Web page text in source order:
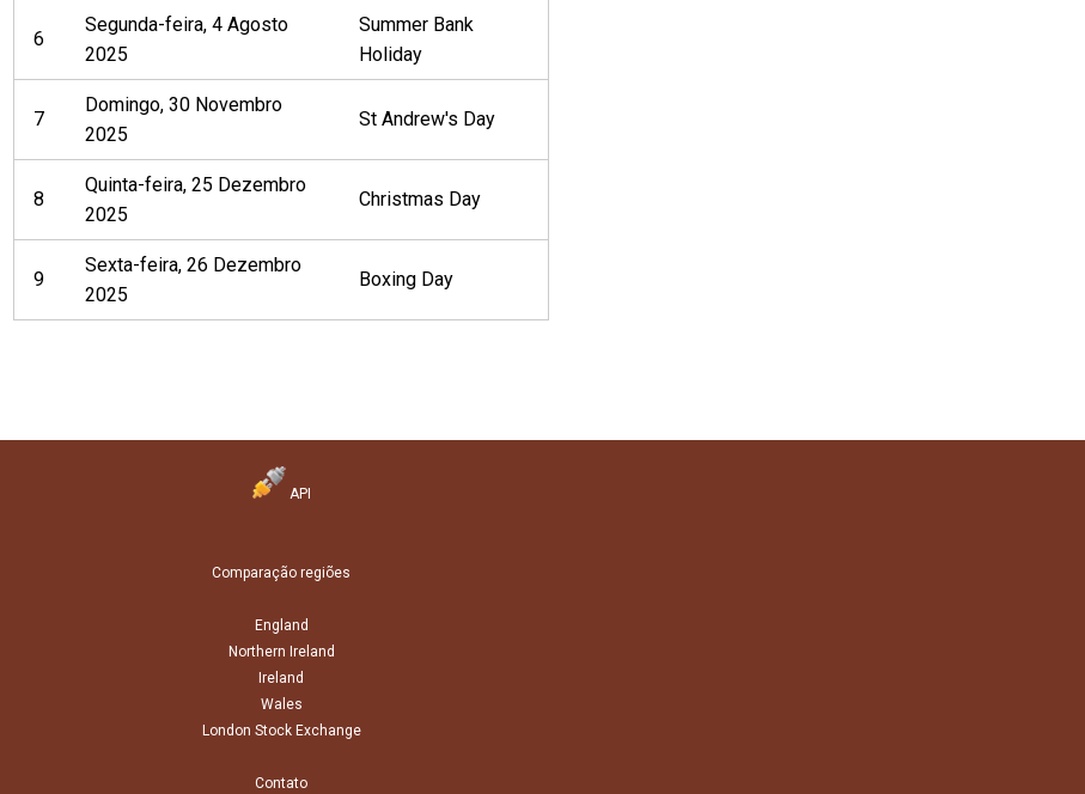
6
Segunda-feira, 4 Agosto
2025
Summer Bank
Holiday
7
Domingo, 30 Novembro
2025
St Andrew's Day
8
Quinta-feira, 25 Dezembro
2025
Christmas Day
9
Sexta-feira, 26 Dezembro
2025
Boxing Day
API
Comparação regiões
England
Northern Ireland
Ireland
Wales
London Stock Exchange
Contato